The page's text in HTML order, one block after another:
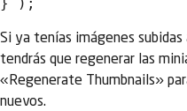
Si ya tenías imágenes
tendrás que regenerar las
«Regenerate Thumbnails»
nuevos.